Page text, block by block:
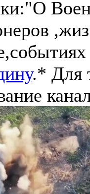
.* Для